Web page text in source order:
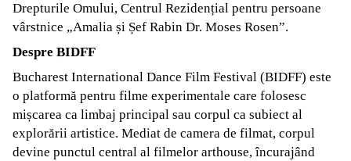
Drepturile Omului, Centrul Rezidențial pentru persoane
vârstnice „Amalia și Șef Rabin Dr. Moses Rosen”.
Despre BIDFF
Bucharest International Dance Film Festival (BIDFF) este
o platformă pentru filme experimentale care folosesc
mișcarea ca limbaj principal sau corpul ca subiect al
explorării artistice. Mediat de camera de filmat, corpul
devine punctul central al filmelor arthouse, încurajând